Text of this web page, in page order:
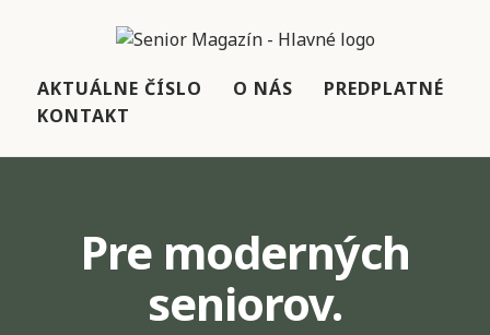
AKTUÁLNE ČÍSLO O NÁS
PREDPLATNÉ
KONTAKT
Pre moderných
seniorov.